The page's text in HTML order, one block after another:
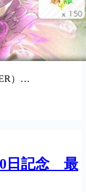
）…
日記念 最